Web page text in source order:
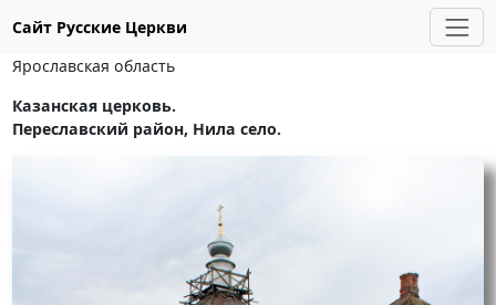
Сайт Русские Церкви
Ярославская область
Казанская церковь.
Переславский район, Нила село.